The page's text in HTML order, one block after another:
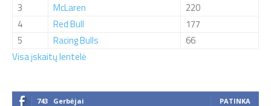
3
McLaren
220
4
Red Bull
177
5
Racing Bulls
66
Visa įskaitų lentelė
743 Gerbėjai PATINKA